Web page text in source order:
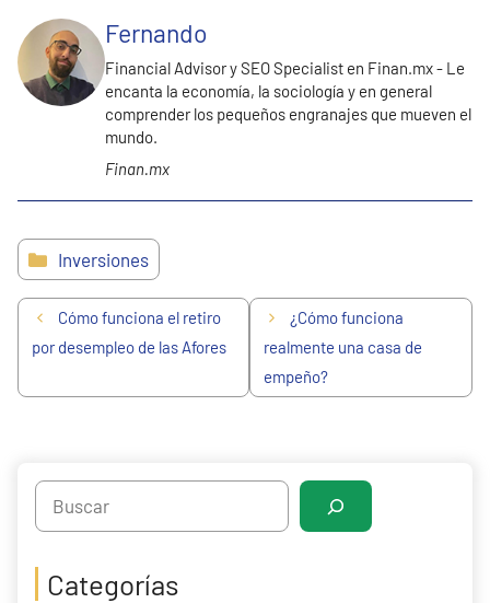
Fernando
Financial Advisor y SEO Specialist en Finan.mx - Le
encanta la economía, la sociología y en general
comprender los pequeños engranajes que mueven el
mundo.
Finan.mx
Categorías
Inversiones
Cómo funciona el retiro
por desempleo de las Afores
¿Cómo funciona
realmente una casa de
empeño?
Search
Categorías